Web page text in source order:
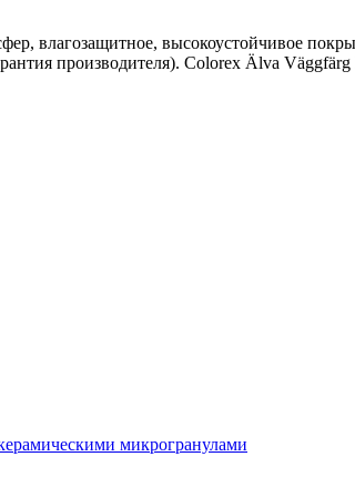
влагозащитное, высокоустойчивое
производителя). Colorex Älva
микрогранулами